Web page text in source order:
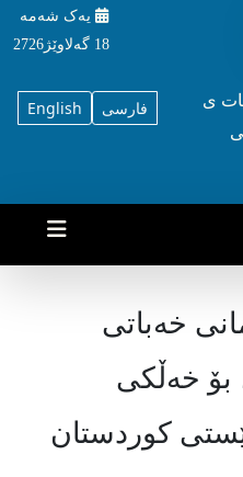
یه‌ک شه‌مه‌
18 گه‌لاوێژ2726
English فارسی
ی
خەباتی
بۆ خەڵکی
کوردستان